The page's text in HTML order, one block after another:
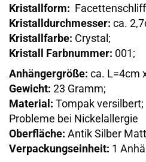
Kristallform:
Kristalldurchmesser: ca.
Kristallfarbe: Crystal;
Kristall Farbnummer: 001;
Anhängergröße: ca. L=4cm
Gewicht: 23 Gramm;
Material: Tompak versilbert;
Probleme bei Nickelallergie
Oberfläche: Antik Silber
Verpackungseinheit: 1